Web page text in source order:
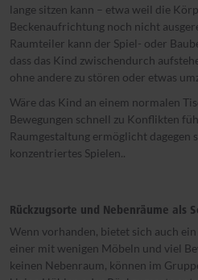
lange sitzen kann – etwa weil die
Beckenaufrichtung noch nicht
Raumteiler kann der Spiel- oder
dass das Kind zwischendurch
ohne andere zu stören oder etwas
Wäre das Kind an einem normalen
Bewegungen schnell zu Konflikten
Raumgestaltung ermöglicht dagegen
konzentriertes Spielen..
Rückzugsorte und Nebenräume als
Wenn vorhanden, bietet sich auch
einer mit wenigen Möbeln und viel
keinen Nebenraum, können im